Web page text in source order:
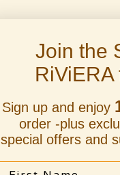
"Pop
Join the
Sign up and enjoy
order -plus
special offers and
First Name